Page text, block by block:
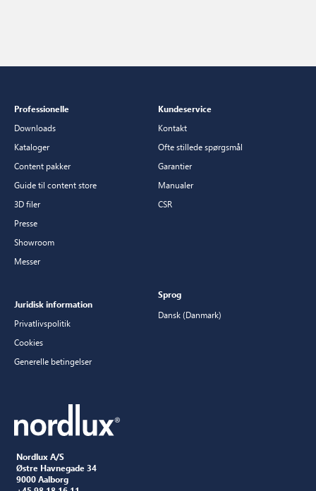
Nordlux A/S
Østre Havnegade 34
9000 Aalborg
Professionelle
Downloads
Kataloger
Content pakker
Guide til content store
3D filer
Presse
Showroom
Messer
Kundeservice
Kontakt
Ofte stillede spørgsmål
Garantier
Manualer
CSR
Juridisk information
Privatlivspolitik
Cookies
Generelle betingelser
Sprog
Dansk (Danmark)